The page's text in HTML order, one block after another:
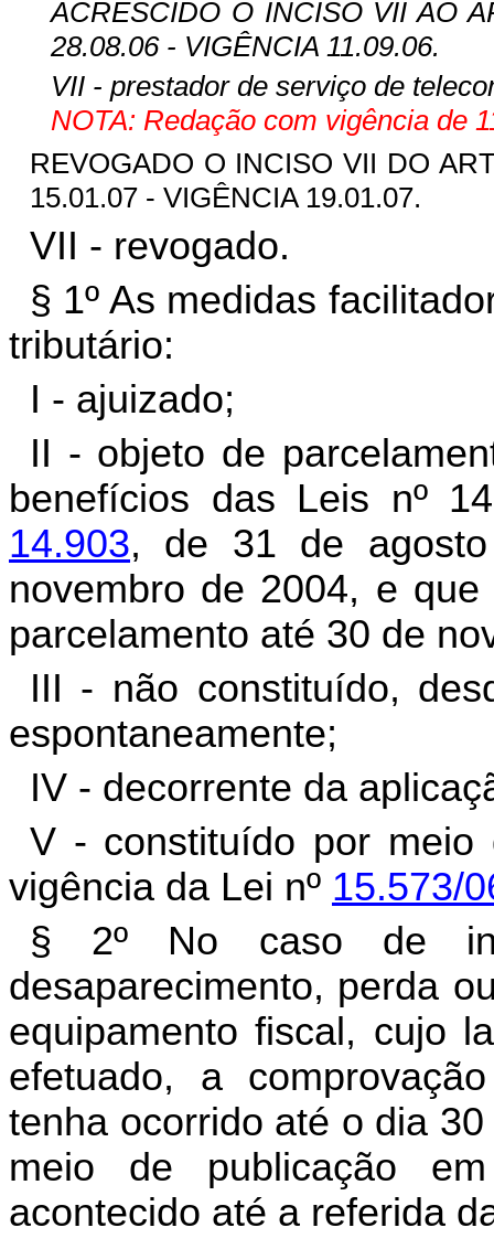
ACRESCIDO O INCISO VII AO
28.08.06 - VIGÊNCIA 11.09.06.
VII - prestador de serviço de
NOTA: Redação com vigência de
REVOGADO O INCISO VII DO
15.01.07 - VIGÊNCIA 19.01.07.
VII - revogado.
§ 1º As medidas
tributário:
I - ajuizado;
II - objeto de
benefícios das Leis nº
14.903, de 31 de
novembro de 2004, e
parcelamento até 30 de
III - não constituído,
espontaneamente;
IV - decorrente da
V - constituído por
vigência da Lei nº 15.573/
§ 2º No caso de
desaparecimento, perda
equipamento fiscal, cujo
efetuado, a
tenha ocorrido até o dia
meio de publicação
acontecido até a referida